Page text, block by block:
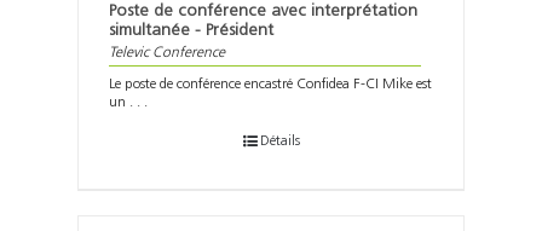
Poste de conférence avec interprétation
simultanée - Président
Televic Conference
Le poste de conférence encastré Confidea F-CI Mike est
un . . .
Détails